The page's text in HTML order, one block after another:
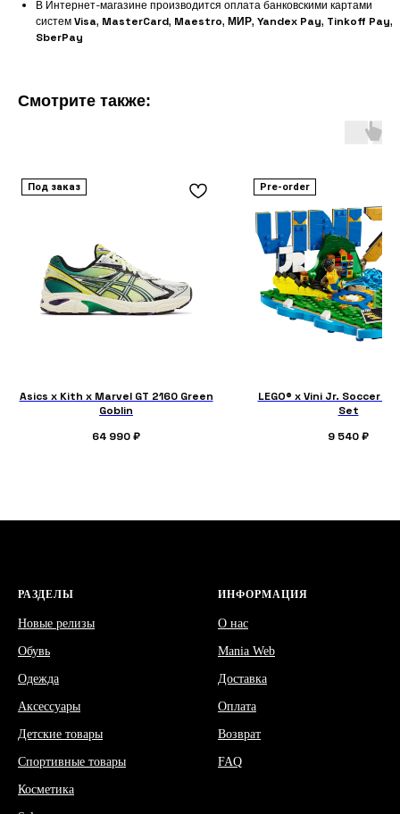
В Интернет-магазине производится оплата банковскими картами
системVisa, MasterCard, Maestro, МИР, Yandex Pay, Tinkoff Pay,
SberPay
Смотрите также:
Под заказ
Asics x Kith x Marvel GT 2160 Green
Goblin
64 990₽
Pre-order
LEGO® x Vini Jr. Soccer
Set
9 540₽
РАЗДЕЛЫ
Новые релизы
Обувь
Одежда
Аксессуары
Детские товары
Спортивные товары
Косметика
ИНФОРМАЦИЯ
О нас
Mania Web
Доставка
Оплата
Возврат
FAQ